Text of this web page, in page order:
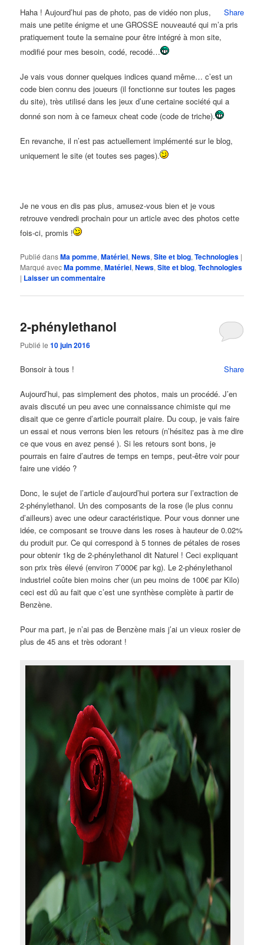
Share
Haha ! Aujourd’hui pas de photo, pas de vidéo non plus,
mais une petite énigme et une GROSSE nouveauté qui m’a pris
pratiquement toute la semaine pour être intégré à mon site,
modifié pour mes besoin, codé, recodé…
Je vais vous donner quelques indices quand même… c’est un
code bien connu des joueurs (il fonctionne sur toutes les pages
du site), très utilisé dans les jeux d’une certaine société qui a
donné son nom à ce fameux cheat code (code de triche).
En revanche, il n’est pas actuellement implémenté sur le blog,
uniquement le site (et toutes ses pages).
Je ne vous en dis pas plus, amusez-vous bien et je vous
retrouve vendredi prochain pour un article avec des photos cette
fois-ci, promis !
Publié dansMa pomme,Matériel,News,Site et blog,Technologies |
Marqué avecMa pomme,Matériel,News,Site et blog,Technologies
| Laisser un commentaire
2-phénylethanol
Publié le10 juin 2016
Share
Bonsoir à tous !
Aujourd’hui, pas simplement des photos, mais un procédé. J’en
avais discuté un peu avec une connaissance chimiste qui me
disait que ce genre d’article pourrait plaire. Du coup, je vais faire
un essai et nous verrons bien les retours (n’hésitez pas à me dire
ce que vous en avez pensé ). Si les retours sont bons, je
pourrais en faire d’autres de temps en temps, peut-être voir pour
faire une vidéo ?
Donc, le sujet de l’article d’aujourd’hui portera sur l’extraction de
2-phénylethanol. Un des composants de la rose (le plus connu
d’ailleurs) avec une odeur caractéristique. Pour vous donner une
idée, ce composant se trouve dans les roses à hauteur de 0.02%
du produit pur. Ce qui correspond à 5 tonnes de pétales de roses
pour obtenir 1kg de 2-phénylethanol dit Naturel ! Ceci expliquant
son prix très élevé (environ 7’000€ par kg). Le 2-phénylethanol
industriel coûte bien moins cher (un peu moins de 100€ par Kilo)
ceci est dû au fait que c’est une synthèse complète à partir de
Benzène.
Pour ma part, je n’ai pas de Benzène mais j’ai un vieux rosier de
plus de 45 ans et très odorant !